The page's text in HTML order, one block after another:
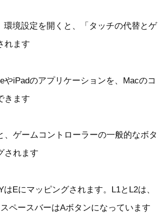
境設定を開くと、「タッチの代替とゲ
れます
iPadのアプリケーションを、Macのコ
きます
ゲームコントローラーの一般的なボタ
されます
Eにマッピングされます。L1とL2は、
ペースバーはAボタンになっています